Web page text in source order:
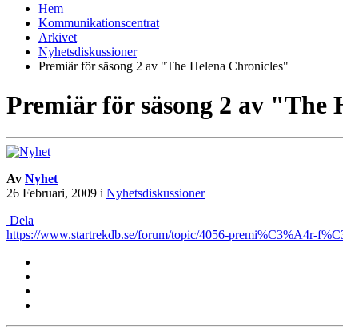
Hem
Kommunikationscentrat
Arkivet
Nyhetsdiskussioner
Premiär för säsong 2 av "The Helena Chronicles"
Premiär för säsong 2 av "The
Av Nyhet
26 Februari, 2009 i Nyhetsdiskussioner
Dela
https://www.startrekdb.se/forum/topic/4056-premi%C3%A4r-